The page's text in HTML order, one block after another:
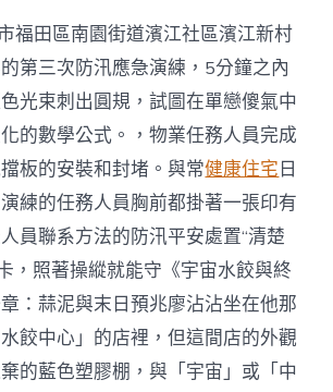
意
豪
宅
設
計
全
國
防
災
減
災
日
一
線
見
聞〉
中
福田區南園街道濱江社區濱江新村
第三次防汛應急演練，5分鐘之內
光束刺出圓規，試圖在單戀傻氣中
的數學公式。，物業任務人員完成
板的安裝和封堵。與常健康住宅日
練的任務人員胸前都掛著一張印有
員聯系方法的防汛平安處置“清楚
，照著操縱就能守《宇宙水餃與終
：蒜泥與末日預兆廖沾沾坐在他那
餃中心」的店裡，但這間店的外觀
的藍色塑膠棚，與「宇宙」或「中